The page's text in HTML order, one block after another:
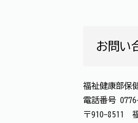
お問い
福祉健康部保
電話番号
〒910-8511